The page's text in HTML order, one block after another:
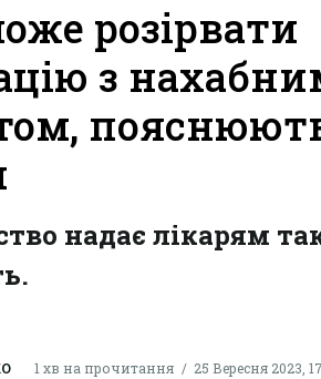
розірвати
з
надає лікарям
1 хв на прочитання 25 Вересня 2023,